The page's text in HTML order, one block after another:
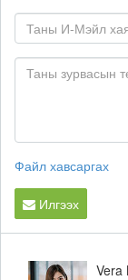
Файл хавсаргах
Илгээх
Vera